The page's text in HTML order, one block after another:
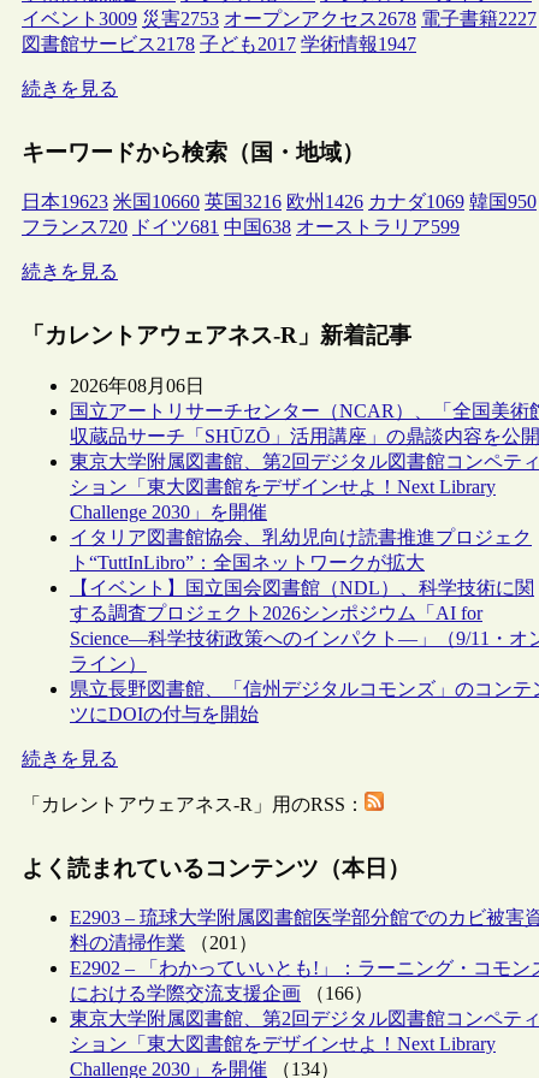
イベント 3009 災害2753 オープンアクセス2678 電子書籍2227
図書館サービス2178 子ども2017 学術情報1947
続きを見る
キーワードから検索（国・地域）
日本19623 米国 10660 英国3216 欧州 1426 カナダ1069 韓国950
フランス720 ドイツ681 中国638 オーストラリア599
続きを見る
「カレントアウェアネス-R」新着記事
2026年08月06日
国立アートリサーチセンター（NCAR）、「全国美術
収蔵品サーチ「SHŪZŌ」活用講座」の鼎談内容を公開
東京大学附属図書館、第2回デジタル図書館コンペティ
ション「東大図書館をデザインせよ！Next Library
Challenge 2030」を開催
イタリア図書館協会、乳幼児向け読書推進プロジェク
ト“TuttInLibro”：全国ネットワークが拡大
【イベント】国立国会図書館（NDL）、科学技術に関
する調査プロジェクト2026シンポジウム「AI for
Science―科学技術政策へのインパクト―」（9/11・オ
ライン）
県立長野図書館、「信州デジタルコモンズ」のコンテ
ツにDOIの付与を開始
続きを見る
「カレントアウェアネス-R」用のRSS：
よく読まれているコンテンツ（本日）
E2903 – 琉球大学附属図書館医学部分館でのカビ被害
料の清掃作業 （201）
E2902 – 「わかっていいとも!」：ラーニング・コモン
における学際交流支援企画 （166）
東京大学附属図書館、第2回デジタル図書館コンペティ
ション「東大図書館をデザインせよ！Next Library
Challenge 2030」を開催 （134）